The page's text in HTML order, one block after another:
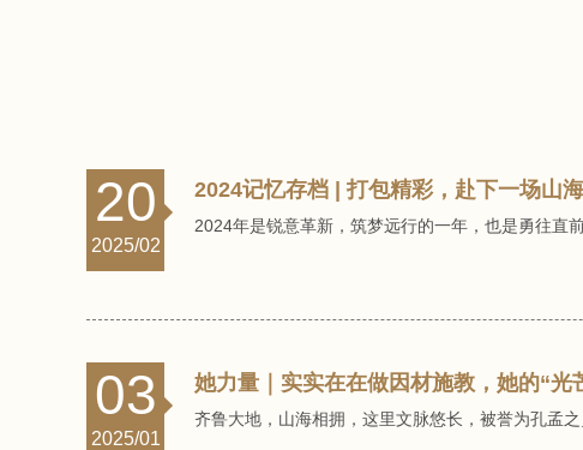
20
2025/02
2024记忆存档 | 打包精彩，赴下一场山海
2024年是锐意革新，筑梦远行的一年，也是勇往直
03
2025/01
她力量｜实实在在做因材施教，她的“光
齐鲁大地，山海相拥，这里文脉悠长，被誉为孔孟